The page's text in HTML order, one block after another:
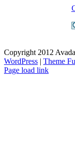
Copyright 2012
WordPress | Theme
Toggle
Page load link